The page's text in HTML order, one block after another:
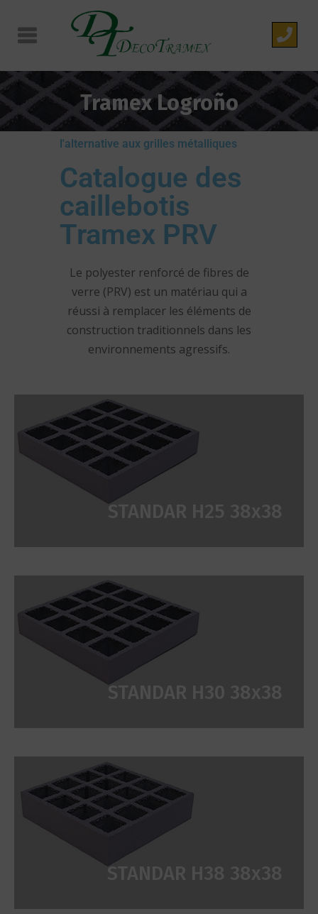
Tramex Logroño
l'alternative aux grilles métalliques
Catalogue des
caillebotis
Tramex PRV
Le polyester renforcé de fibres de
verre (PRV) est un matériau qui a
réussi à remplacer les éléments de
construction traditionnels dans les
environnements agressifs.
STANDAR H25 38x38
STANDAR H30 38x38
STANDAR H38 38x38